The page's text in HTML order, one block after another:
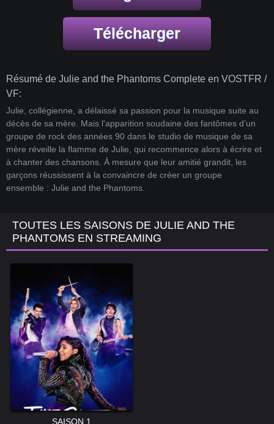
Télécharger
Résumé de Julie and the Phantoms Complete en VOSTFR /
VF:
Julie, collégienne, a délaissé sa passion pour la musique suite au
décès de sa mère. Mais l'apparition soudaine des fantômes d’un
groupe de rock des années 90 dans le studio de musique de sa
mère réveille la flamme de Julie, qui recommence alors à écrire et
à chanter des chansons. À mesure que leur amitié grandit, les
garçons réussissent à la convaincre de créer un groupe
ensemble : Julie and the Phantoms.
TOUTES LES SAISONS DE JULIE AND THE
PHANTOMS EN STREAMING
SAISON 1